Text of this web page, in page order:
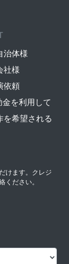
治体様
社様
依頼
金を利用して
を希望される
けます。クレジ
ください。